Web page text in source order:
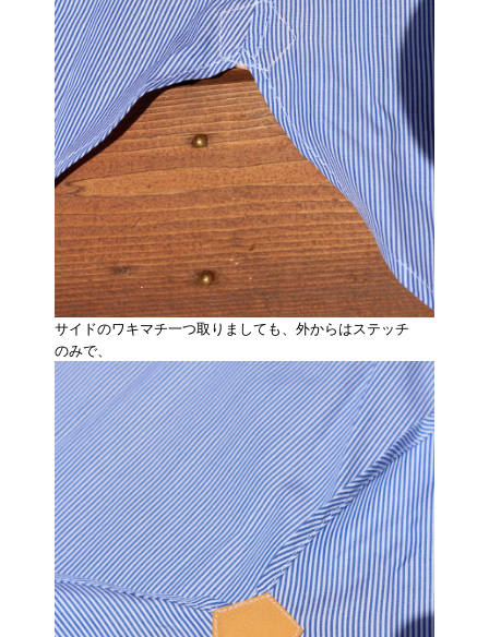
サイドのワキマチ一つ取りましても、外からはステッチ
のみで、